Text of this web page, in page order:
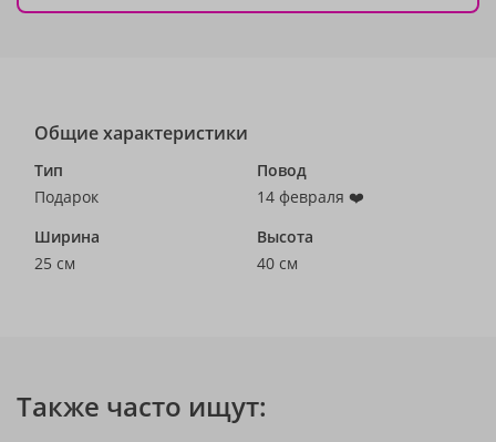
Общие характеристики
Тип
Подарок
Повод
14 февраля ❤️
Ширина
25 см
Высота
40 см
Также часто ищут: